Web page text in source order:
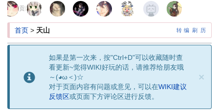
跳
到
导
跳
到
搜
页面贡献者 :
转 编 刷 历
首页 > 天山
如果是第一次来，按"Ctrl+D"可以收藏随时查
看更新~觉得WIKI好玩的话，请推荐给朋友哦
～(◕ω＜)☆
对于页面内容有问题或意见，可以在WIKI建议
反馈区或页面下方评论区进行反馈。
×